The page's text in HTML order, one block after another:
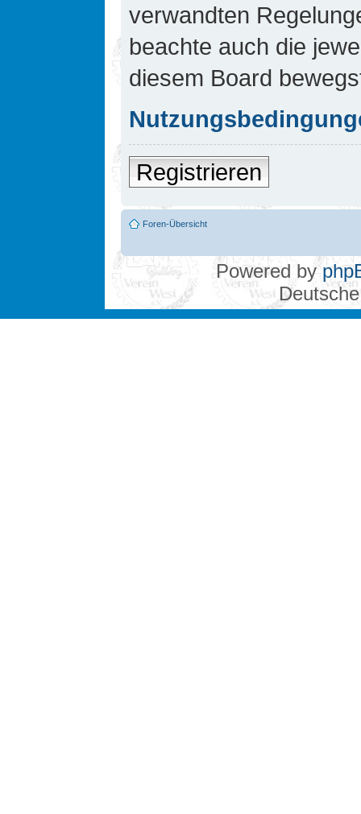
verwandten
beachte auch die
diesem Board
Registrieren
Foren-Übersicht
Powered by